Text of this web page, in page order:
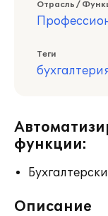
Отрасль /
Теги
функции:
Описание